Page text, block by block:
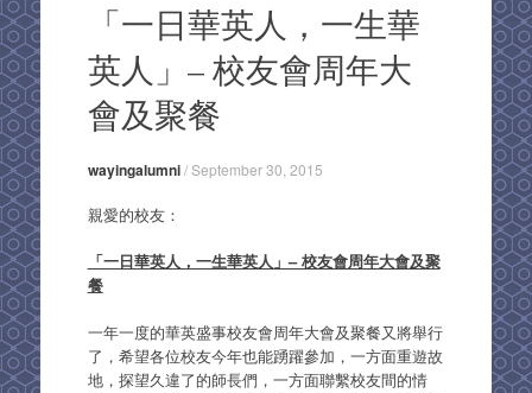
「一日華英人，一生華
英人」– 校友會周年大
會及聚餐
wayingalumni/September 30, 2015
親愛的校友：
「一日華英人，一生華英人」– 校友會周年大會及聚
餐
一年一度的華英盛事校友會周年大會及聚餐又將舉行
了，希望各位校友今年也能踴躍參加，一方面重遊故
地，探望久違了的師長們，一方面聯繫校友間的情